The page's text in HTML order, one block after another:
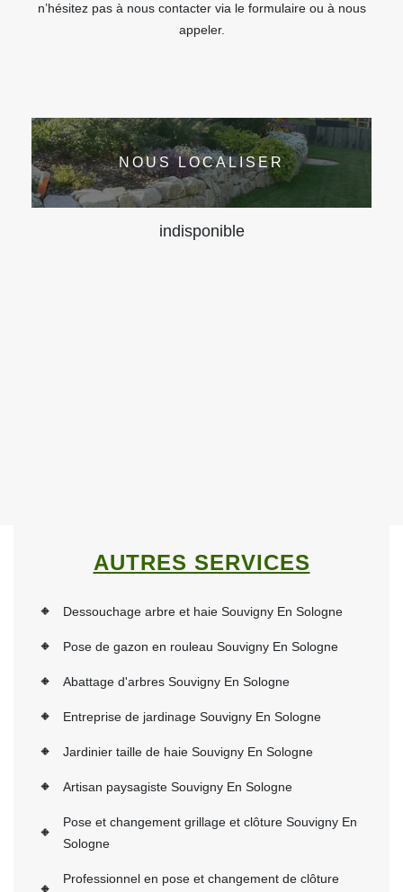
n’hésitez pas à nous contacter via le formulaire ou à nous
appeler.
NOUS LOCALISER
indisponible
AUTRES SERVICES
Dessouchage arbre et haie Souvigny En Sologne
Pose de gazon en rouleau Souvigny En Sologne
Abattage d'arbres Souvigny En Sologne
Entreprise de jardinage Souvigny En Sologne
Jardinier taille de haie Souvigny En Sologne
Artisan paysagiste Souvigny En Sologne
Pose et changement grillage et clôture Souvigny En
Sologne
Professionnel en pose et changement de clôture